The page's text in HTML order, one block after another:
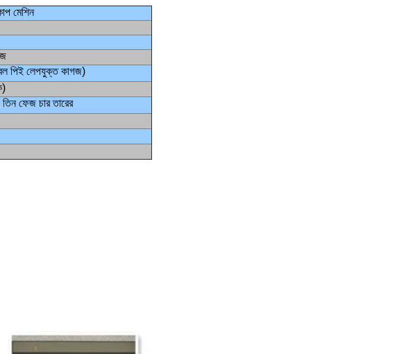
মেশিন
পিই লেপযুক্ত কাগজ)
ফেজ চার তারের